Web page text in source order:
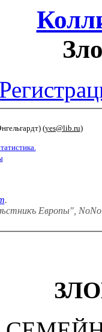
(yes@lib.ru)
.
Европы", NoNo